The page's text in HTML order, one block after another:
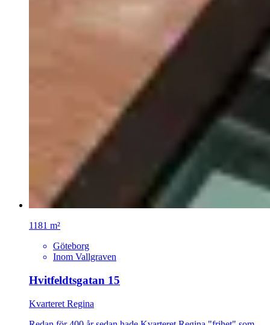
1181 m²
Göteborg
Inom Vallgraven
Hvitfeldtsgatan 15
Kvarteret Regina